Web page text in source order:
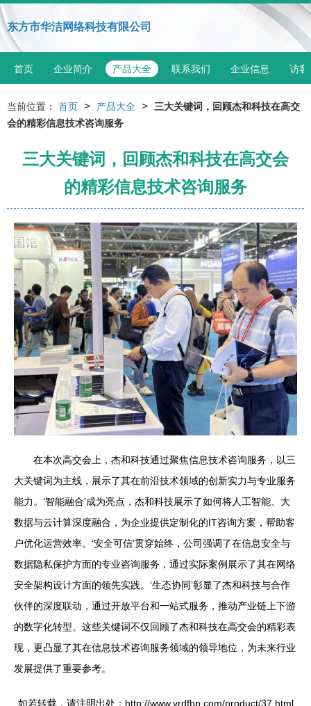
东方市华洁网络科技有限公司
首页 企业简介 产品大全 联系我们 企业信息 访客
当前位置： 首页 > 产品大全 >
三大关键词，回顾杰和科技在高交
会的精彩信息技术咨询服务
三大关键词，回顾杰和科技在高交会
的精彩信息技术咨询服务
在本次高交会上，杰和科技通过聚焦信息技术咨询服务，以三
大关键词为主线，展示了其在前沿技术领域的创新实力与专业服务
能力。‘智能融合’成为亮点，杰和科技展示了如何将人工智能、大
数据与云计算深度融合，为企业提供定制化的IT咨询方案，帮助客
户优化运营效率。‘安全可信’贯穿始终，公司强调了在信息安全与
数据隐私保护方面的专业咨询服务，通过实际案例展示了其在网络
安全架构设计方面的领先实践。‘生态协同’彰显了杰和科技与合作
伙伴的深度联动，通过开放平台和一站式服务，推动产业链上下游
的数字化转型。这些关键词不仅回顾了杰和科技在高交会的精彩表
现，更凸显了其在信息技术咨询服务领域的领导地位，为未来行业
发展提供了重要参考。
如若转载，请注明出处：http://www.yrdfbp.com/product/37.html